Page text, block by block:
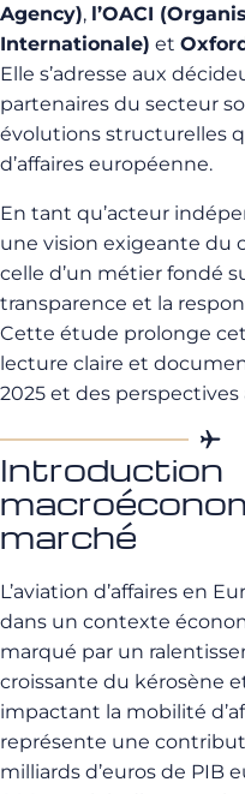
Agency), l’OACI
Internationale) et
Elle s’adresse aux
partenaires du secteur
évolutions structurelles
d’affaires européenne.
En tant qu’acteur
une vision exigeante du
celle d’un métier fondé
transparence et la
Cette étude prolonge
lecture claire et
2025 et des perspectives
Introduction
marché
L’aviation d’affaires en
dans un contexte
marqué par un
croissante du kérosène
impactant la mobilité
représente une
milliards d’euros de PIB